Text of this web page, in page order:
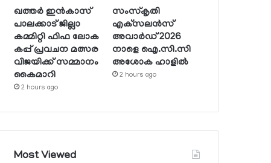
ഖത്തര്‍ ഇന്‍കാസ്
പാലക്കാട് ജില്ലാ
കമ്മിറ്റി ഫിഫ ലോക
കപ്പ് പ്രവചന മത്സര
വിജയിക്ക് സമ്മാനം
കൈമാറി
2 hours ago
സംസ്‌കൃതി
എക്‌സലന്‍സ്
അവാര്‍ഡ് 2026
നാളെ ഐ.സി.സി
അശോക ഹാളില്‍
2 hours ago
Most Viewed